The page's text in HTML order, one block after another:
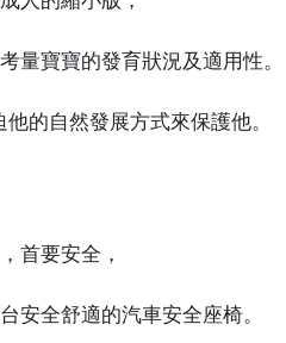
量寶寶的發育狀況及適用性。
的自然發展方式來保護他。
首要安全，
安全舒適的汽車安全座椅。